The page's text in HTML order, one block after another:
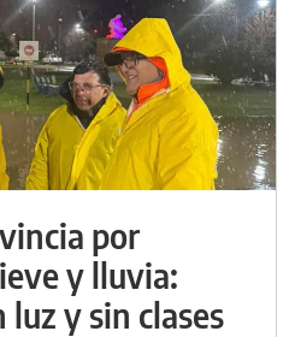
por
y lluvia:
luz y sin clases